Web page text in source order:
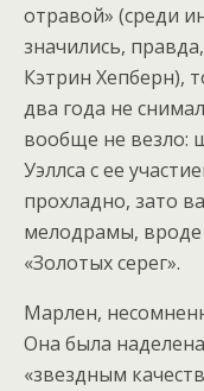
отравой» (среди
значились,
Кэтрин Хепберн),
два года не
вообще не везло:
Уэллса с ее
прохладно, зато
мелодрамы, вроде
«Золотых серег».
Марлен,
Она была
«звездным